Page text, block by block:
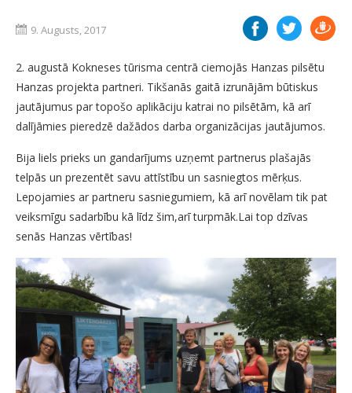
9. Augusts, 2017
2. augustā Kokneses tūrisma centrā ciemojās Hanzas pilsētu
Hanzas projekta partneri. Tikšanās gaitā izrunājām būtiskus
jautājumus par topošo aplikāciju katrai no pilsētām, kā arī
dalījāmies pieredzē dažādos darba organizācijas jautājumos.
Bija liels prieks un gandarījums uzņemt partnerus plašajās
telpās un prezentēt savu attīstību un sasniegtos mērķus.
Lepojamies ar partneru sasniegumiem, kā arī novēlam tik pat
veiksmīgu sadarbību kā līdz šim,arī turpmāk.Lai top dzīvas
senās Hanzas vērtības!